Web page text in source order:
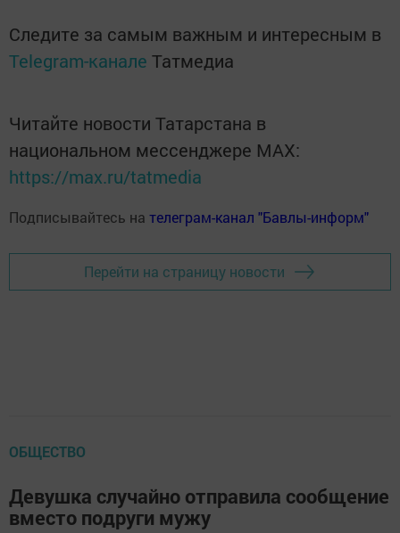
Следите за самым важным и интересным в
Telegram-канале Татмедиа
Читайте новости Татарстана в
национальном мессенджере MАХ:
https://max.ru/tatmedia
Подписывайтесь на телеграм-канал "Бавлы-информ"
Перейти на страницу новости
ОБЩЕСТВО
Девушка случайно отправила сообщение
вместо подруги мужу